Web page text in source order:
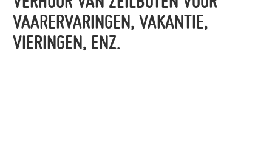
VAARERVARINGEN, VAKANTIE,
VIERINGEN, ENZ.